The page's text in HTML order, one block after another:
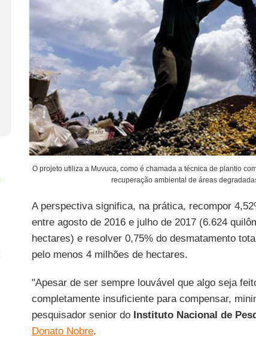
O projeto utiliza a Muvuca, como é chamada a técnica de plantio
recuperação ambiental de áreas
A perspectiva significa, na prática, recompor
entre agosto de 2016 e julho de 2017 (6.624
hectares) e resolver 0,75% do desmatamento
pelo menos 4 milhões de hectares.
"Apesar de ser sempre louvável que algo seja
completamente insuficiente para compensar,
pesquisador senior do Instituto Nacional de
Donato Nobre.